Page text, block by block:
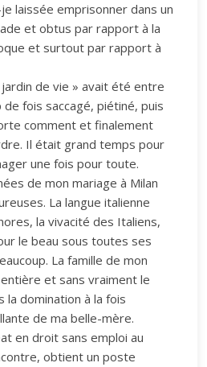
laissée emprisonner dans un
et obtus par rapport à la
et surtout par rapport à
de vie » avait été entre
fois saccagé, piétiné, puis
comment et finalement
Il était grand temps pour
une fois pour toute.
de mon mariage à Milan
La langue italienne
la vivacité des Italiens,
le beau sous toutes ses
La famille de mon
et sans vraiment le
domination à la fois
de ma belle-mère.
en droit sans emploi au
obtient un poste